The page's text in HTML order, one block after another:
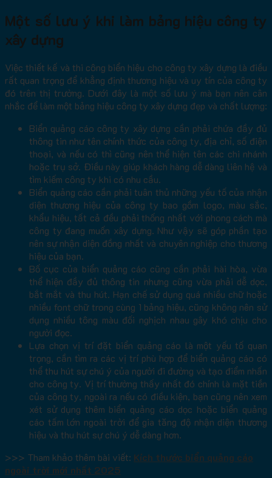
Một số lưu ý khi làm bảng hiệu công ty
xây dựng
Việc thiết kế và thi công biển hiệu cho công ty xây dựng là điều
rất quan trọng để khẳng định thương hiệu và uy tín của công ty
đó trên thị trường. Dưới đây là một số lưu ý mà bạn nên cân
nhắc để làm một bảng hiệu công ty xây dựng đẹp và chất lượng:
Biển quảng cáo công ty xây dựng cần phải chứa đầy đủ
thông tin như tên chính thức của công ty, địa chỉ, số điện
thoại, và nếu có thì cũng nên thể hiện tên các chi nhánh
hoặc trụ sở. Điều này giúp khách hàng dễ dàng liên hệ và
tìm kiếm công ty khi có nhu cầu.
Biển quảng cáo cần phải tuân thủ những yếu tố của nhận
diện thương hiệu của công ty bao gồm logo, màu sắc,
khẩu hiệu, tất cả đều phải thống nhất với phong cách mà
công ty đang muốn xây dựng. Như vậy sẽ góp phần tạo
nên sự nhận diện đồng nhất và chuyên nghiệp cho thương
hiệu của bạn.
Bố cục của biển quảng cáo cũng cần phải hài hòa, vừa
thể hiện đầy đủ thông tin nhưng cũng vừa phải dễ dọc,
bắt mắt và thu hút. Hạn chế sử dụng quá nhiều chữ hoặc
nhiều font chữ trong cùng 1 bảng hiệu, cũng không nên sử
dụng nhiều tông màu đối nghịch nhau gây khó chịu cho
người đọc.
Lựa chọn vị trí đặt biển quảng cáo là một yếu tố quan
trọng, cần tìm ra các vị trí phù hợp để biển quảng cáo có
thể thu hút sự chú ý của người đi đường và tạo điểm nhấn
cho công ty. Vị trí thường thấy nhất đó chính là mặt tiền
của công ty, ngoài ra nếu có điều kiện, bạn cũng nên xem
xét sử dụng thêm biển quảng cáo dọc hoặc biển quảng
cáo tấm lớn ngoài trời để gia tăng độ nhận diện thương
hiệu và thu hút sự chú ý dễ dàng hơn.
>>> Tham khảo thêm bài viết: Kích thước biển quảng cáo​
ngoài trời mới nhất 2025